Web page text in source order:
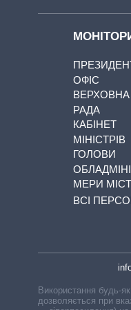
ОФІС
ВЕРХОВНА
РАДА
КАБІНЕТ
МІНІСТРІВ
ГОЛОВИ
МЕРИ МІСТ
ВСІ
Використання будь-
дозволяється при